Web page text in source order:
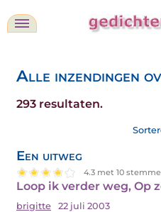
Alle inzendingen
293 resultaten.
Een uitweg
4.3 met 10
Loop ik verder weg, Op
brigitte 22 juli 2003